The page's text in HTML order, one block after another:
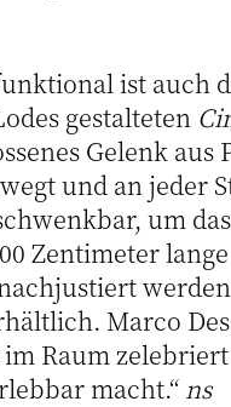
ist auch
gestalteten
Gelenk aus
und an jeder
um
Zentimeter
Marco
im Raum
macht.“ ns